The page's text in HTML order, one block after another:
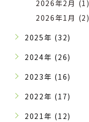
2026年2月 (1)
2026年1月 (2)
2025年 (32)
2024年 (26)
2023年 (16)
2022年 (17)
2021年 (12)